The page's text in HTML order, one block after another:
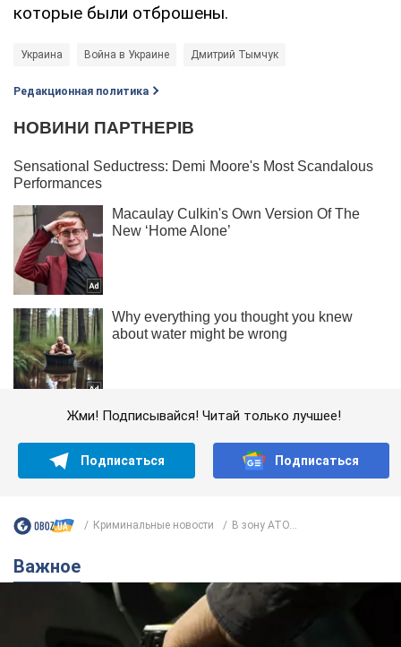
которые были отброшены.
Украина Война в Украине Дмитрий Тымчук
Редакционная политика
Жми! Подписывайся! Читай только лучшее!
Подписаться